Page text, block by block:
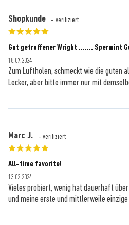
Shopkunde - verifiziert
Gut getroffener Wright ....... Spermint
18.07.2024
Zum Luftholen, schmeckt wie die guten
Lecker, aber bitte immer nur mit
Marc J. - verifiziert
All-time favorite!
13.02.2024
Vieles probiert, wenig hat dauerhaft
und meine erste und mittlerweile einzige